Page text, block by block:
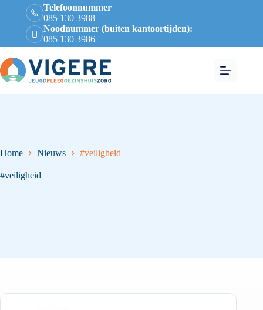
Telefoonnummer
085 130 3988
Noodnummer (buiten kantoortijden):
085 130 3986
Home Nieuws #veiligheid
#veiligheid